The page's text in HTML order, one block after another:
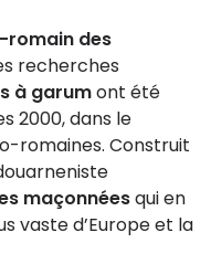
romain des
recherches
à garumont été
2000, dans le
romaines. Construit
maçonnéesqui en
vaste d’Europe et la